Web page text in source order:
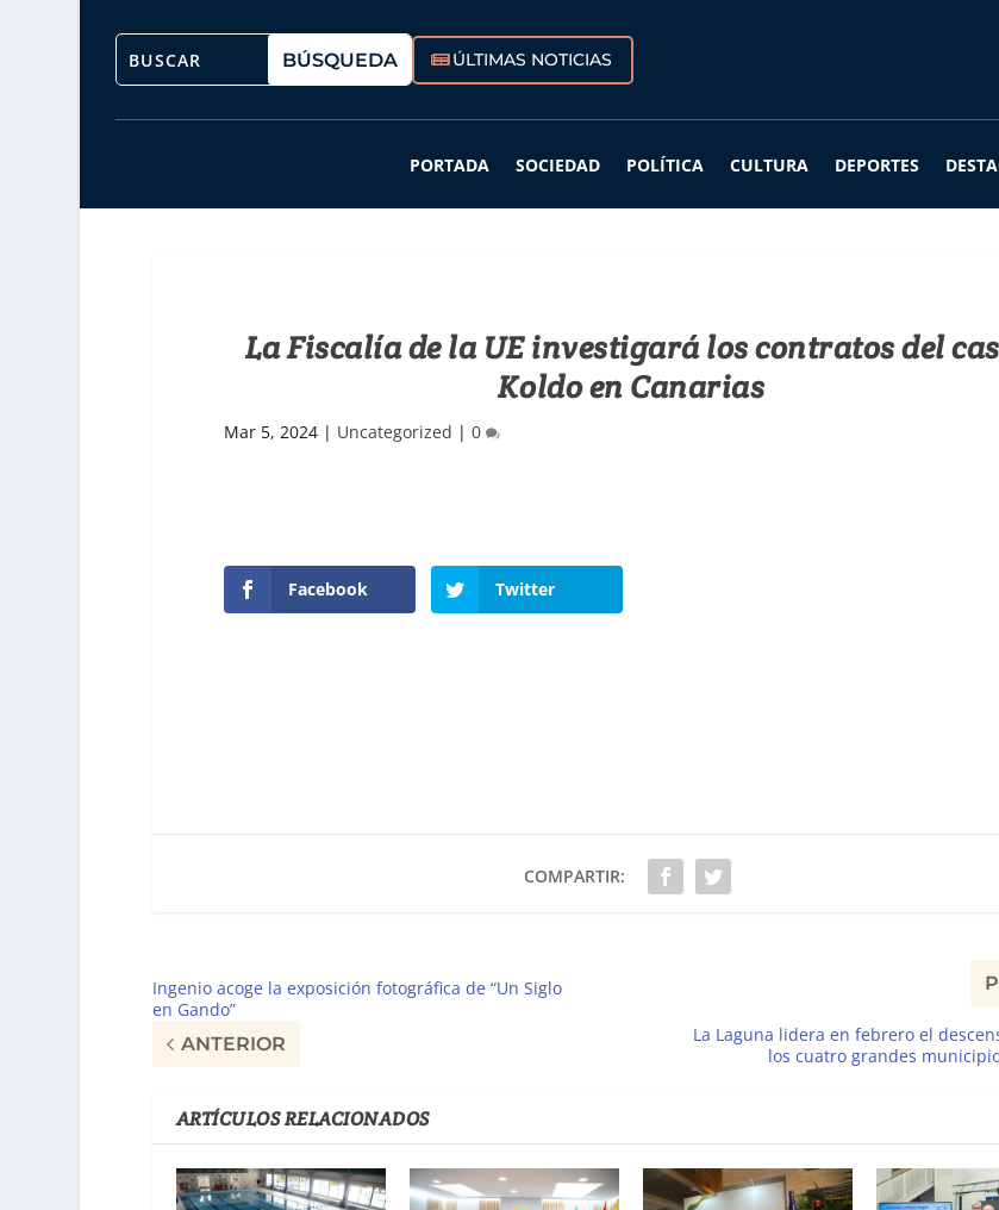
ÚLTIMAS NOTICIAS
PORTADA SOCIEDAD POLÍTICA CULTURA DEPORTES
La Fiscalía de la UE investigará los contratos del
Koldo en Canarias
Mar 5, 2024| Uncategorized | 0
Facebook Twitter
COMPARTIR:
Ingenio acoge la exposición fotográfica de “Un Siglo
en Gando”
ANTERIOR
La Laguna lidera en febrero el
los cuatro grandes
ARTÍCULOS RELACIONADOS